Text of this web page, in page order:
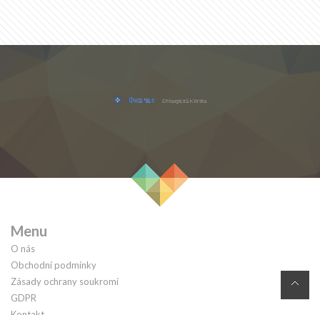
Menu
O nás
Obchodní podmínky
Zásady ochrany soukromí
GDPR